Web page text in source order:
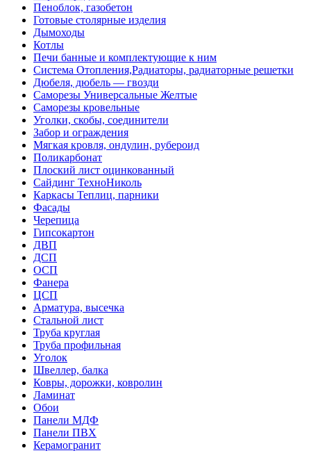
Пеноблок, газобетон
Готовые столярные изделия
Дымоходы
Котлы
Печи банные и комплектующие к ним
Система Отопления,Радиаторы, радиаторные решетки
Дюбеля, дюбель — гвозди
Саморезы Универсальные Желтые
Саморезы кровельные
Уголки, скобы, соединители
Забор и ограждения
Мягкая кровля, ондулин, рубероид
Поликарбонат
Плоский лист оцинкованный
Сайдинг ТехноНиколь
Каркасы Теплиц, парники
Фасады
Черепица
Гипсокартон
ДВП
ДСП
ОСП
Фанера
ЦСП
Арматура, высечка
Стальной лист
Труба круглая
Труба профильная
Уголок
Швеллер, балка
Ковры, дорожки, ковролин
Ламинат
Обои
Панели МДФ
Панели ПВХ
Керамогранит